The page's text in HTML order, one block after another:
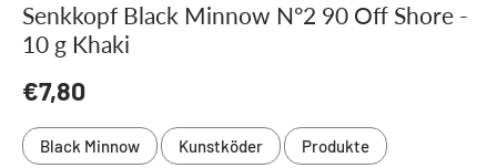
Senkkopf Black Minnow Nº2 90 Off Shore -
10 g Khaki
Normaler Preis
€7,80
Black Minnow Kunstköder Produkte